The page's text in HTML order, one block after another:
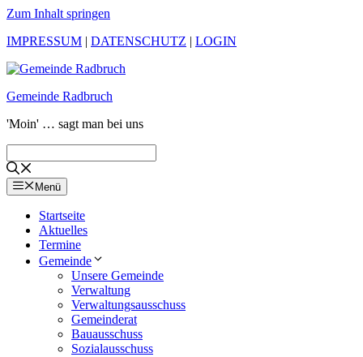
Zum Inhalt springen
IMPRESSUM | DATENSCHUTZ | LOGIN
Gemeinde Radbruch
'Moin' … sagt man bei uns
Menü
Startseite
Aktuelles
Termine
Gemeinde
Unsere Gemeinde
Verwaltung
Verwaltungsausschuss
Gemeinderat
Bauausschuss
Sozialausschuss